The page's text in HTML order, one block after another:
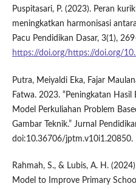
Puspitasari, P. (2023). Peran
meningkatkan harmonisasi
Pacu Pendidikan Dasar, 3(1),
https://doi.org/https://doi.org/
Putra, Meiyaldi Eka, Fajar
Fatwa. 2023. “Peningkatan
Model Perkuliahan Problem
Gambar Teknik.” Jurnal
doi:10.36706/jptm.v10i1.20850.
Rahmah, S., & Lubis, A. H.
Model to Improve Primary